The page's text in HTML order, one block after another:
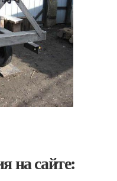
на сайте: